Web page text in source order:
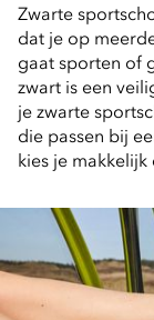
Zwarte
dat je op
gaat sporten of
zwart is een
je zwarte
die passen bij
kies je